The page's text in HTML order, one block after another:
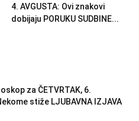
4. AVGUSTA: Ovi znakovi
dobijaju PORUKU SUDBINE...
za ČETVRTAK, 6.
stiže LJUBAVNA IZJAVA